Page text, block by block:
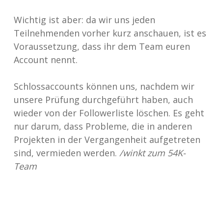
Wichtig ist aber: da wir uns jeden
Teilnehmenden vorher kurz anschauen, ist es
Voraussetzung, dass ihr dem Team euren
Account nennt.
Schlossaccounts können uns, nachdem wir
unsere Prüfung durchgeführt haben, auch
wieder von der Followerliste löschen. Es geht
nur darum, dass Probleme, die in anderen
Projekten in der Vergangenheit aufgetreten
sind, vermieden werden. /winkt zum 54K-
Team